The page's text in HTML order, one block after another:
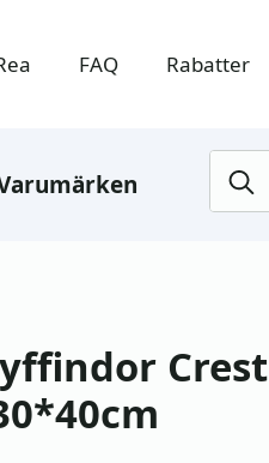
FAQ Rabatter
for:
Crest